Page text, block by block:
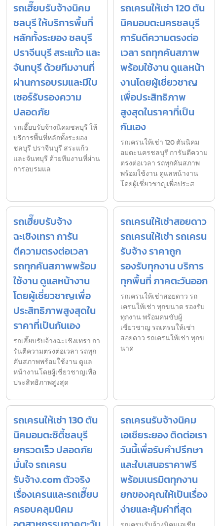
รถเฮี๊ยบรับจ้างนิคม
ชลบุรี ให้บริการพื้นที่
หลักทั้งระยอง ชลบุรี
ปราจีนบุรี สระแก้ว และ
จันทบุรี ด้วยทีมงานที่
ผ่านการอบรมและมีใบ
เซอร์รับรองความ
ปลอดภัย
รถเฮี๊ยบรับจ้างนิคมชลบุรี ให้
บริการพื้นที่หลักทั้งระยอง
ชลบุรี ปราจีนบุรี สระแก้ว
และจันทบุรี ด้วยทีมงานที่ผ่าน
การอบรมแล
รถเครนให้เช่า 120 ตัน
นิคมอมตะนครชลบุรี
การันตีความตรงต่อ
เวลา รถทุกคันสภาพ
พร้อมใช้งาน ดูแลหน้า
งานโดยผู้เชี่ยวชาญ
เพื่อประสิทธิภาพ
สูงสุดในราคาที่เป็น
กันเอง
รถเครนให้เช่า 120 ตันนิคม
อมตะนครชลบุรี การันตีความ
ตรงต่อเวลา รถทุกคันสภาพ
พร้อมใช้งาน ดูแลหน้างาน
โดยผู้เชี่ยวชาญเพื่อประส
รถเฮี๊ยบรับจ้าง
ฉะเชิงเทรา การัน
ตีความตรงต่อเวลา
รถทุกคันสภาพพร้อม
ใช้งาน ดูแลหน้างาน
โดยผู้เชี่ยวชาญเพื่อ
ประสิทธิภาพสูงสุดใน
ราคาที่เป็นกันเอง
รถเฮี๊ยบรับจ้างฉะเชิงเทรา กา
รันตีความตรงต่อเวลา รถทุก
คันสภาพพร้อมใช้งาน ดูแล
หน้างานโดยผู้เชี่ยวชาญเพื่อ
ประสิทธิภาพสูงสุด
รถเครนให้เช่าสอยดาว
รถเครนให้เช่า รถเครน
รับจ้าง ราคาถูก
รองรับทุกงาน บริการ
ทุกพื้นที่ ภาคตะวันออก
รถเครนให้เช่าสอยดาว รถ
เครนให้เช่า ทุกขนาด รองรับ
ทุกงาน พร้อมคนขับผู้
เชี่ยวชาญ รถเครนให้เช่า
สอยดาว รถเครนให้เช่า ทุกข
นาด
รถเครนให้เช่า 130 ตัน
นิคมอมตะซิตี้ชลบุรี
ยกรวดเร็ว ปลอดภัย
มั่นใจ รถเครน
รับจ้าง.com ตัวจริง
เรื่องเครนและรถเฮี๊ยบ
ครอบคลุมนิคม
รถเครนรับจ้างนิคม
เอเชียระยอง ติดต่อเรา
วันนี้เพื่อรับคำปรึกษา
และใบเสนอราคาฟรี
พร้อมเนรมิตทุกงาน
ยกของคุณให้เป็นเรื่อง
ง่ายและคุ้มค่าที่สุด